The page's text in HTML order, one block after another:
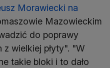
Morawiecki na
Mazowieckim
do poprawy
wielkiej płyty". "W
takie bloki i to dało